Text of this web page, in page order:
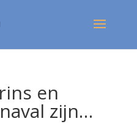
en
zijn…